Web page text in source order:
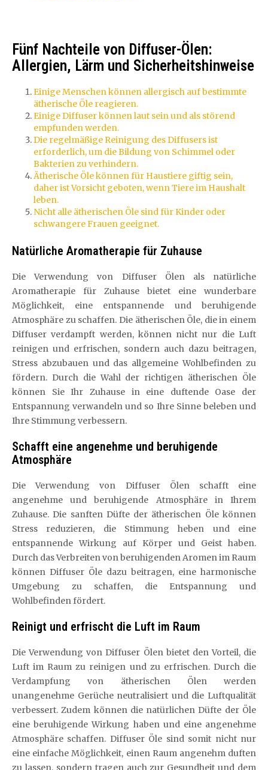
Fünf Nachteile von Diffuser-Ölen:
Allergien, Lärm und Sicherheitshinweise
Einige Menschen können allergisch auf bestimmte
ätherische Öle reagieren.
Einige Diffuser können laut sein und als störend
empfunden werden.
Die regelmäßige Reinigung des Diffusers ist
erforderlich, um die Bildung von Schimmel oder
Bakterien zu verhindern.
Ätherische Öle können für Haustiere giftig sein,
daher ist Vorsicht geboten, wenn Tiere im Haushalt
leben.
Nicht alle ätherischen Öle sind für Kinder oder
schwangere Frauen geeignet.
Natürliche Aromatherapie für Zuhause
Die Verwendung von Diffuser Ölen als natürliche
Aromatherapie für Zuhause bietet eine wunderbare
Möglichkeit, eine entspannende und beruhigende
Atmosphäre zu schaffen. Die ätherischen Öle, die in einem
Diffuser verdampft werden, können nicht nur die Luft
reinigen und erfrischen, sondern auch dazu beitragen,
Stress abzubauen und das allgemeine Wohlbefinden zu
fördern. Durch die Wahl der richtigen ätherischen Öle
können Sie Ihr Zuhause in eine duftende Oase der
Entspannung verwandeln und so Ihre Sinne beleben und
Ihre Stimmung verbessern.
Schafft eine angenehme und beruhigende
Atmosphäre
Die Verwendung von Diffuser Ölen schafft eine
angenehme und beruhigende Atmosphäre in Ihrem
Zuhause. Die sanften Düfte der ätherischen Öle können
Stress reduzieren, die Stimmung heben und eine
entspannende Wirkung auf Körper und Geist haben.
Durch das Verbreiten von beruhigenden Aromen im Raum
können Diffuser Öle dazu beitragen, eine harmonische
Umgebung zu schaffen, die Entspannung und
Wohlbefinden fördert.
Reinigt und erfrischt die Luft im Raum
Die Verwendung von Diffuser Ölen bietet den Vorteil, die
Luft im Raum zu reinigen und zu erfrischen. Durch die
Verdampfung von ätherischen Ölen werden
unangenehme Gerüche neutralisiert und die Luftqualität
verbessert. Zudem können die natürlichen Düfte der Öle
eine beruhigende Wirkung haben und eine angenehme
Atmosphäre schaffen. Diffuser Öle sind somit nicht nur
eine einfache Möglichkeit, einen Raum angenehm duften
zu lassen, sondern tragen auch zur Gesundheit und dem